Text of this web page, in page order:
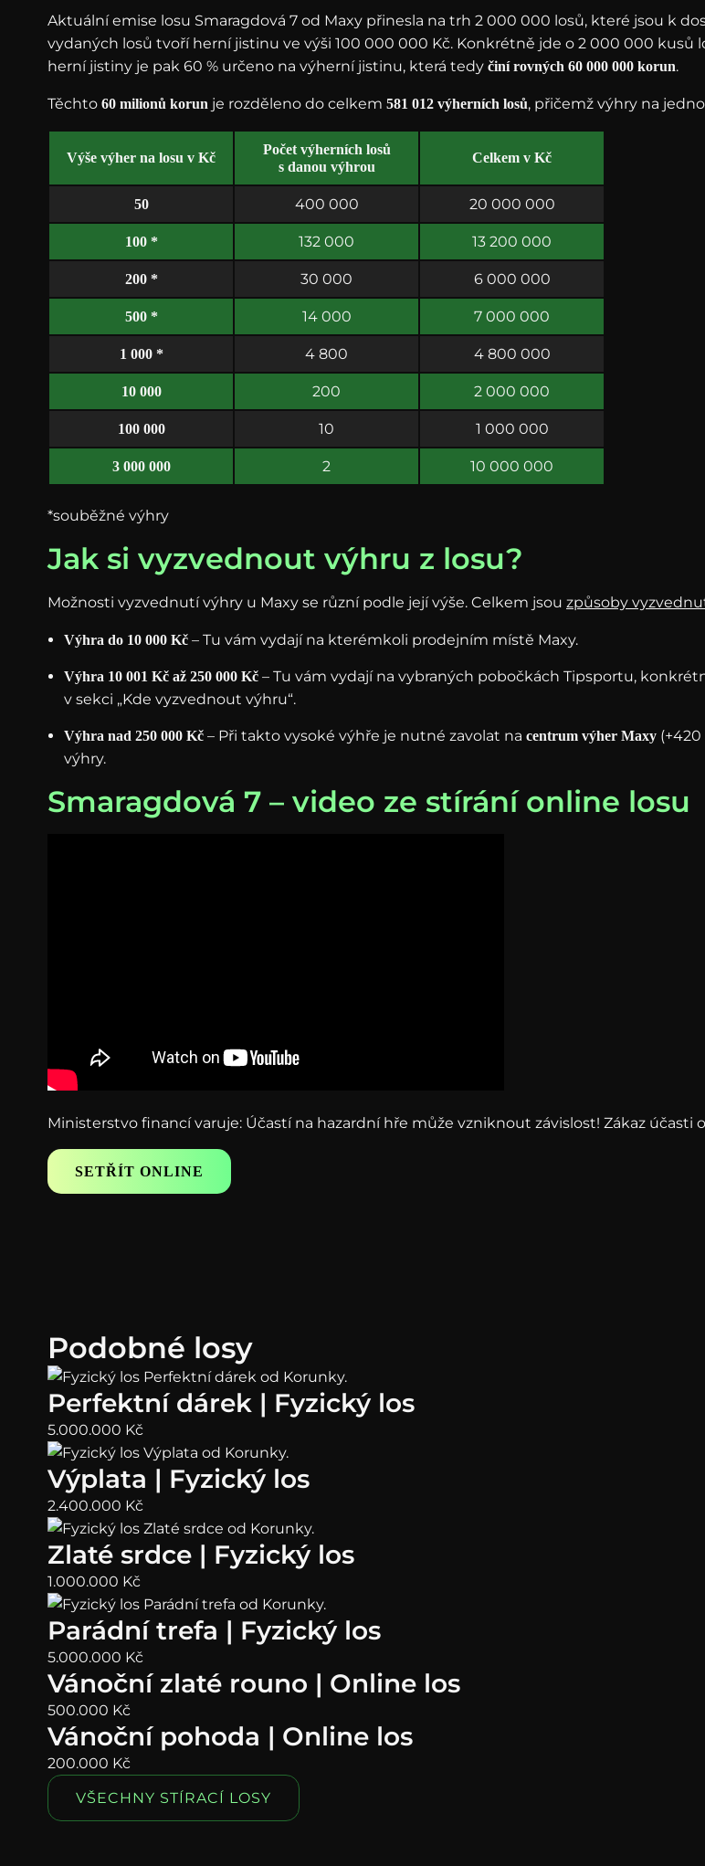
Aktuální emise losu Smaragdová 7 od Maxy přinesla na trh 2 000 000 losů, které jsou k
vydaných losů tvoří herní jistinu ve výši 100 000 000 Kč. Konkrétně jde o 2 000 000
herní jistiny je pak 60 % určeno na výherní jistinu, která tedy činí rovných 60 000 000 korun.
Těchto 60 milionů korun je rozděleno do celkem 581 012 výherních losů, přičemž výhry na
Výše výher na losu v Kč
Počet výherních losů
s danou výhrou
Celkem v Kč
50 400 000 20 000 000
100 * 132 000 13 200 000
200 * 30 000 6 000 000
500 * 14 000 7 000 000
1 000 * 4 800 4 800 000
10 000 200 2 000 000
100 000 10 1 000 000
3 000 000 2 10 000 000
*souběžné výhry
Jak si vyzvednout výhru z losu?
Možnosti vyzvednutí výhry u Maxy se různí podle její výše. Celkem jsou způsoby
Výhra do 10 000 Kč – Tu vám vydají na kterémkoli prodejním místě Maxy.
Výhra 10 001 Kč až 250 000 Kč – Tu vám vydají na vybraných pobočkách Tipsportu,
v sekci „Kde vyzvednout výhru“.
Výhra nad 250 000 Kč – Při takto vysoké výhře je nutné zavolat na centrum výher Maxy
výhry.
Smaragdová 7 – video ze stírání online losu
Ministerstvo financí varuje: Účastí na hazardní hře může vzniknout závislost! Zákaz účasti
SETŘÍT ONLINE
Podobné losy
Perfektní dárek | Fyzický los
5.000.000 Kč
Výplata | Fyzický los
2.400.000 Kč
Zlaté srdce | Fyzický los
1.000.000 Kč
Parádní trefa | Fyzický los
5.000.000 Kč
Vánoční zlaté rouno | Online los
500.000 Kč
Vánoční pohoda | Online los
200.000 Kč
VŠECHNY STÍRACÍ LOSY